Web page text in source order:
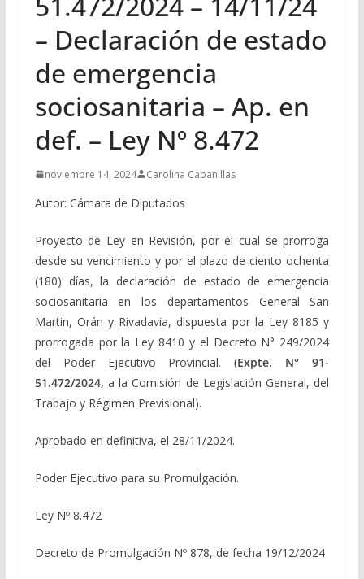
– Declaración de estado
de emergencia
sociosanitaria – Ap. en
def. – Ley Nº 8.472
noviembre 14, 2024 Carolina Cabanillas
Autor: Cámara de Diputados
Proyecto de Ley en Revisión, por el cual se prorroga
desde su vencimiento y por el plazo de ciento ochenta
(180) días, la declaración de estado de emergencia
sociosanitaria en los departamentos General San
Martin, Orán y Rivadavia, dispuesta por la Ley 8185 y
prorrogada por la Ley 8410 y el Decreto N° 249/2024
del Poder Ejecutivo Provincial.(Expte. N° 91-
51.472/2024, a la Comisión de Legislación General, del
Trabajo y Régimen Previsional).
Aprobado en definitiva, el 28/11/2024.
Poder Ejecutivo para su Promulgación.
Ley Nº 8.472
Decreto de Promulgación Nº 878, de fecha 19/12/2024